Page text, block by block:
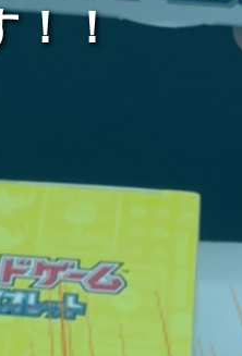
！！